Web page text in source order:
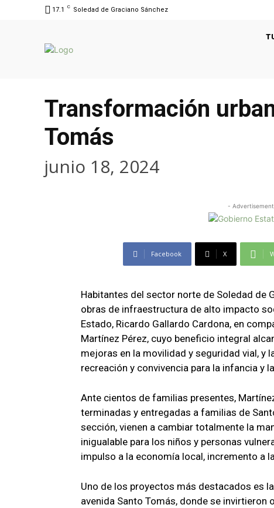
17.1 C Soledad de Graciano Sánchez
Transformación
Tomás
junio 18, 2024
-
Facebook X
Habitantes del sector norte de Soledad de
obras de infraestructura de alto impacto
Estado, Ricardo Gallardo Cardona, en
Martínez Pérez, cuyo beneficio integral
mejoras en la movilidad y seguridad vial, y
recreación y convivencia para la infancia y
Ante cientos de familias presentes,
terminadas y entregadas a familias de
sección, vienen a cambiar totalmente la
inigualable para los niños y personas
impulso a la economía local, incremento a
Uno de los proyectos más destacados es
avenida Santo Tomás, donde se invirtieron